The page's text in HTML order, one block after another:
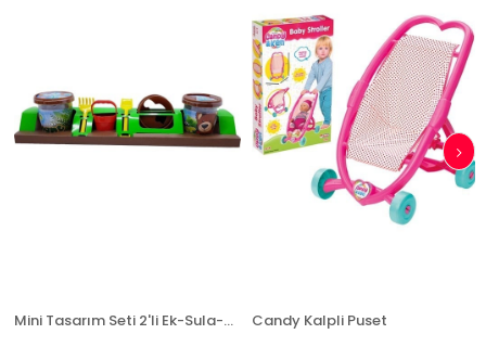
Mini Tasarım Seti 2'li Ek-Sula-Yetiştir Candy Kalpli Puset